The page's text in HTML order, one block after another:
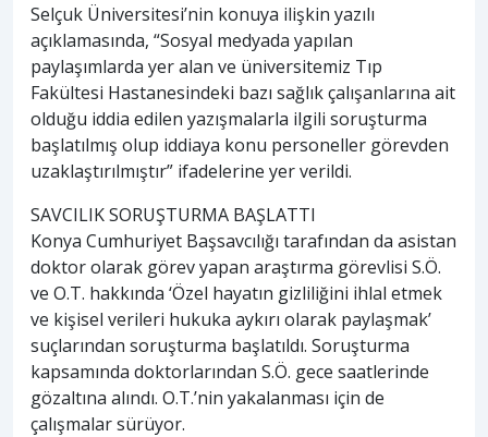
Selçuk Üniversitesi’nin konuya ilişkin yazılı
açıklamasında, “Sosyal medyada yapılan
paylaşımlarda yer alan ve üniversitemiz Tıp
Fakültesi Hastanesindeki bazı sağlık çalışanlarına ait
olduğu iddia edilen yazışmalarla ilgili soruşturma
başlatılmış olup iddiaya konu personeller görevden
uzaklaştırılmıştır” ifadelerine yer verildi.
SAVCILIK SORUŞTURMA BAŞLATTI
Konya Cumhuriyet Başsavcılığı tarafından da asistan
doktor olarak görev yapan araştırma görevlisi S.Ö.
ve O.T. hakkında ‘Özel hayatın gizliliğini ihlal etmek
ve kişisel verileri hukuka aykırı olarak paylaşmak’
suçlarından soruşturma başlatıldı. Soruşturma
kapsamında doktorlarından S.Ö. gece saatlerinde
gözaltına alındı. O.T.’nin yakalanması için de
çalışmalar sürüyor.